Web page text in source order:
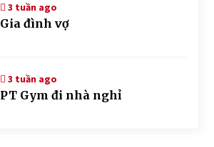
3 tuần ago
Gia đình vợ
3 tuần ago
PT Gym đi nhà nghỉ